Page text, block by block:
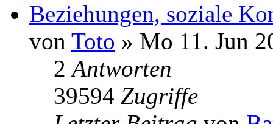
Beziehungen, soziale
von Toto » Mo 11. Jun
2Antworten
39594 Zugriffe